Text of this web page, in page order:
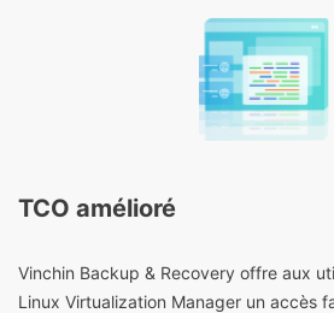
TCO amélioré
Vinchin Backup & Recovery offre aux
Linux Virtualization Manager un accès